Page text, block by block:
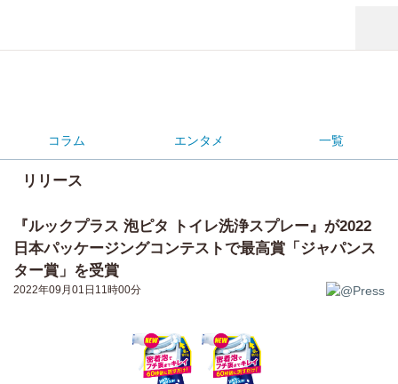
コラム エンタメ 一覧
リリース
『ルックプラス 泡ピタ トイレ洗浄スプレー』が2022
日本パッケージングコンテストで最高賞「ジャパンス
ター賞」を受賞
2022年09月01日11時00分